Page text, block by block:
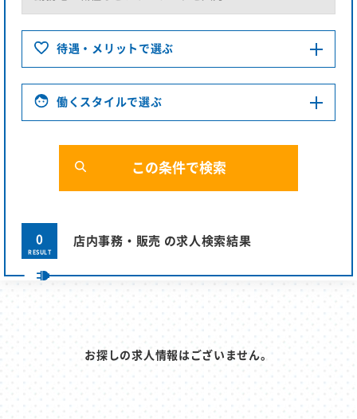
待遇・メリットで選ぶ
働くスタイルで選ぶ
0
RESULT
店内事務・販売 の求人検索結果
お探しの求人情報はございません。